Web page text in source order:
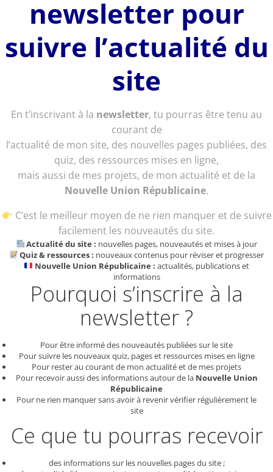
newsletter pour
suivre l’actualité du
site
En t’inscrivant à la newsletter, tu pourras être tenu au
courant de
l’actualité de mon site, des nouvelles pages publiées, des
quiz, des ressources mises en ligne,
mais aussi de mes projets, de mon actualité et de la
Nouvelle Union Républicaine.
C’est le meilleur moyen de ne rien manquer et de suivre
facilement les nouveautés du site.
Actualité du site : nouvelles pages, nouveautés et mises à jour
Quiz & ressources : nouveaux contenus pour réviser et progresser
Nouvelle Union Républicaine : actualités, publications et
informations
Pourquoi s’inscrire à la
newsletter ?
Pour être informé des nouveautés publiées sur le site
Pour suivre les nouveaux quiz, pages et ressources mises en ligne
Pour rester au courant de mon actualité et de mes projets
Pour recevoir aussi des informations autour de la Nouvelle Union
Républicaine
Pour ne rien manquer sans avoir à revenir vérifier régulièrement le
site
Ce que tu pourras recevoir
des informations sur les nouvelles pages du site ;